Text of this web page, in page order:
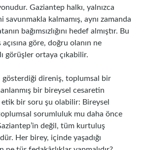
Gaziantep halkı, yalnızca
savunmakla kalmamış, aynı zamanda
bağımsızlığını hedef almıştır. Bu
göre, doğru olanın ne
görüşler ortaya çıkabilir.
gösterdiği direniş, toplumsal bir
bir bireysel cesaretin
bir soru şu olabilir: Bireysel
sorumluluk mu daha önce
değil, tüm kurtuluş
Her birey, içinde yaşadığı